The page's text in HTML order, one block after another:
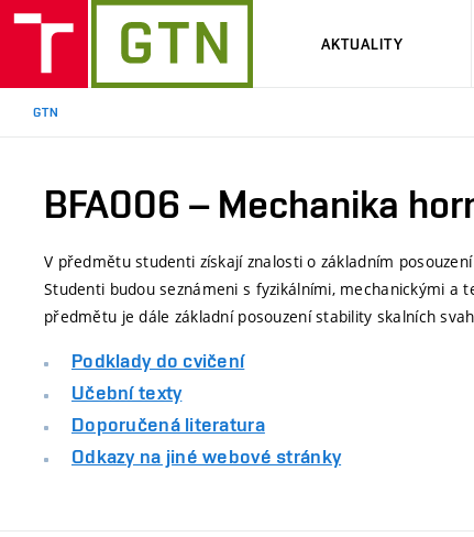
AKTUALITY
GTN
BFA006 – Mechanika
V předmětu studenti získají znalosti o základním
Studenti budou seznámeni s fyzikálními, mechanickými
předmětu je dále základní posouzení stability skalních
Podklady do cvičení
Učební texty
Doporučená literatura
Odkazy na jiné webové stránky